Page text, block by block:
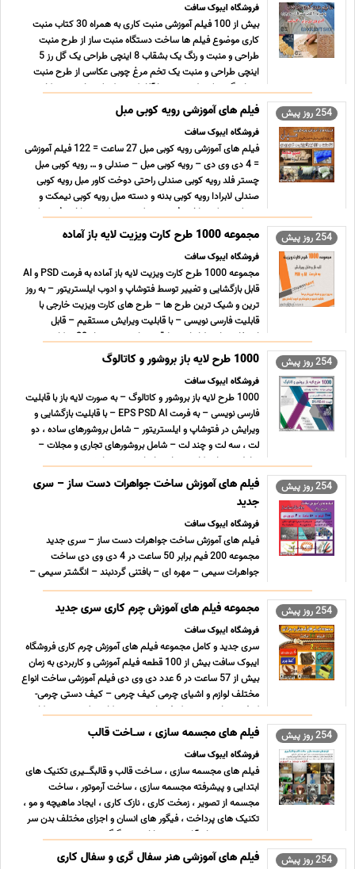
فروشگاه ایبوک سافت
بیش از 100 فیلم آموزشی منبت کاری به همراه 30 کتاب منبت
کاری موضوع فیلم ها ساخت دستگاه منبت ساز از طرح منبت
طراحی و منبت و رنگ یک بشقاب 8 اینچی طراحی یک گل رز 5
اینچی طراحی و منبت یک تخم مرغ چوبی عکاسی از طرح منبت
شما چگونه یک طرح منبت را آغاز کنیم تکنیک های منبت کاری
حکاکی حروف ... ...
254 روز پیش فیلم های آموزشی رویه کوبی مبل
فروشگاه ایبوک سافت
فیلم های آموزشی رویه کوبی مبل 27 ساعت = 122 فیلم آموزشی
= 4 دی وی دی – رویه کوبی مبل – صندلی و … رویه کوبی مبل
چستر فلد رویه کوبی صندلی راحتی دوخت کاور مبل رویه کوبی
صندلی لابرادا رویه کوبی بدنه و دسته مبل رویه کوبی نیمکت و
صندلی عسلی ساخت فریم صندلی و رویه کوبی ساخت فریم یک
مبل ... ...
254 روز پیش مجموعه 1000 طرح کارت ویزیت لایه باز آماده
فروشگاه ایبوک سافت
مجموعه 1000 طرح کارت ویزیت لایه باز آماده به فرمت PSD و AI
قابل بازگشایی و تغییر توسط فتوشاپ و ادوب ایلستریتور – به روز
ترین و شیک ترین طرح ها – طرح های کارت ویزیت خارجی با
قابلیت فارسی نویسی – با قابلیت ویرایش مستقیم – قابل
استفاده برای طراحان و علاقه مندان – به همراه 20 موکاپ ش ...
...
254 روز پیش 1000 طرح لایه باز بروشور و کاتالوگ
فروشگاه ایبوک سافت
1000 طرح لایه باز بروشور و کاتالوگ – به صورت لایه باز با قابلیت
فارسی نویسی – به فرمت EPS PSD AI – با قابلیت بازگشایی و
ویرایش در فتوشاپ و ایلستریتور – شامل بروشورهای ساده ، دو
لت ، سه لت و چند لت – شامل بروشورهای تجاری و مجلات –
شامل ده ها موکاپ بسیار زیبا برای پیش نمایش بروشوره ... ...
254 روز پیش
فیلم های آموزش ساخت جواهرات دست ساز – سری
جدید
فروشگاه ایبوک سافت
فیلم های آموزش ساخت جواهرات دست ساز – سری جدید
مجموعه 200 فیم برابر 50 ساعت در 4 دی وی دی ساخت
جواهرات سیمی – مهره ای – بافتنی گردنبند – انگشتر سیمی –
دستبند – گوشواره – زنجیر – صد در صد آموزشی – زبان اصلی اما
گویا و قابل فهم (تعدادی از فیلم ها بی صدا می باشند) – تنوع زیاد
254 روز پیش مجموعه فیلم های آموزش چرم کاری سری جدید
فروشگاه ایبوک سافت
سری جدید و کامل مجموعه فیلم های آموزش چرم کاری فروشگاه
ایبوک سافت بیش از 100 قطعه فیلم آموزشی و کاربردی به زمان
بیش از 57 ساعت در 6 عدد دی وی دی فیلم آموزشی ساخت انواع
مختلف لوازم و اشیای چرمی کیف چرمی – کیف دستی چرمی-
کیف همراه چرمی – کیف زنانه چرمی – کاور تبلت چرمی – کاور
چرمی ... ...
254 روز پیش فیلم های مجسمه سازی ، سـاخت قالب
فروشگاه ایبوک سافت
فیلم های مجسمه سازی ، سـاخت قالب و قالبگــیری تکنیک های
ابتدایی و پیشرفته مجسمه سازی ، ساخت آرموتور ، ساخت
مجسمه از تصویر ، زمخت کاری ، نازک کاری ، ایجاد ماهیچه و مو ،
تکنیک های پرداخت ، فیگور های انسان و اجزای مختلف بدن سر
صورت دست پا ، آناتومی حیوانات ،سر گرگ و ببر ، ، مجسمه ح ...
...
254 روز پیش فیلم های آموزشی هنر سفال گری و سفال کاری